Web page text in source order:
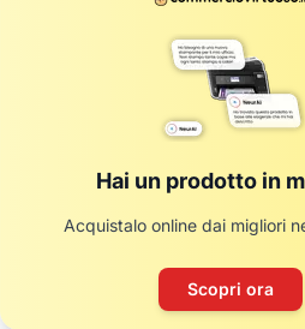
Hai un prodotto in
Acquistalo online dai migliori
Scopri ora